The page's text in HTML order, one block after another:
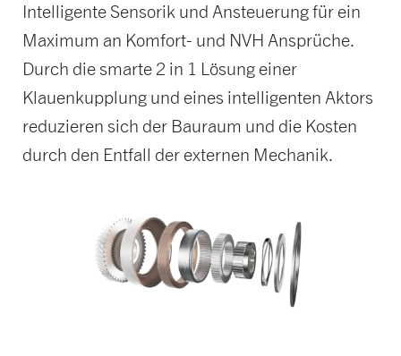
Intelligente Sensorik und Ansteuerung für ein
Maximum an Komfort- und NVH Ansprüche.
Durch die smarte 2 in 1 Lösung einer
Klauenkupplung und eines intelligenten Aktors
reduzieren sich der Bauraum und die Kosten
durch den Entfall der externen Mechanik.